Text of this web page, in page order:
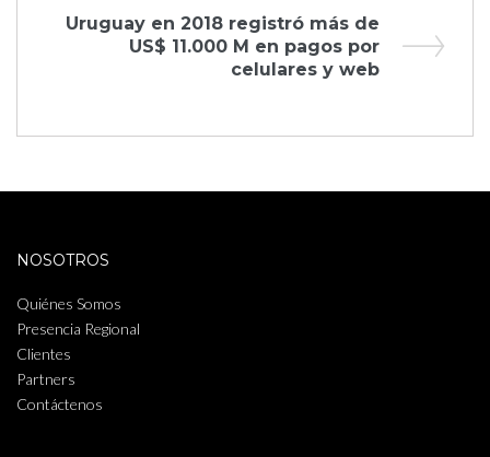
entradas
Next
Uruguay en 2018 registró más de
US$ 11.000 M en pagos por
celulares y web
NOSOTROS
Quiénes Somos
Presencia Regional
Clientes
Partners
Contáctenos